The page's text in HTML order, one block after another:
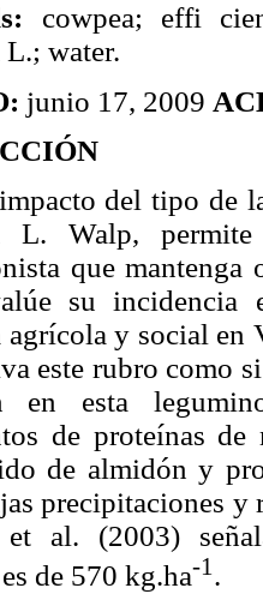
cowpea; effi
water.
junio 17, 2009
del tipo de
L. Walp,
que
su incidencia
y social en
este rubro como
en esta
de proteínas
de almidón y
precipitaciones y
al. (2003)
de 570 kg.ha-1 .